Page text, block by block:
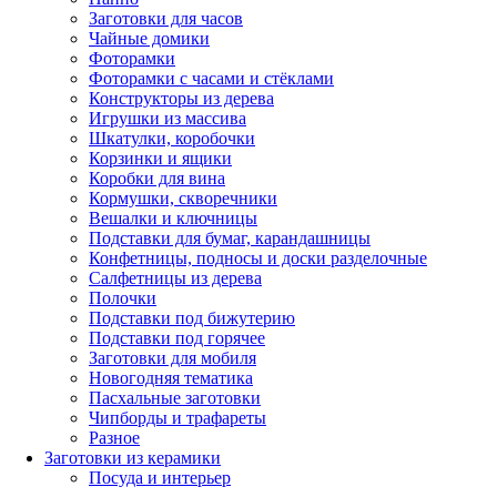
Заготовки для часов
Чайные домики
Фоторамки
Фоторамки с часами и стёклами
Конструкторы из дерева
Игрушки из массива
Шкатулки, коробочки
Корзинки и ящики
Коробки для вина
Кормушки, скворечники
Вешалки и ключницы
Подставки для бумаг, карандашницы
Конфетницы, подносы и доски разделочные
Салфетницы из дерева
Полочки
Подставки под бижутерию
Подставки под горячее
Заготовки для мобиля
Новогодняя тематика
Пасхальные заготовки
Чипборды и трафареты
Разное
Заготовки из керамики
Посуда и интерьер